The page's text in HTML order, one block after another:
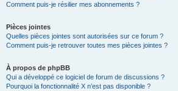
Comment puis-je résilier mes abonnements ?
Pièces jointes
Quelles pièces jointes sont autorisées sur ce forum ?
Comment puis-je retrouver toutes mes pièces jointes ?
À propos de phpBB
Qui a développé ce logiciel de forum de discussions ?
Pourquoi la fonctionnalité X n’est pas disponible ?